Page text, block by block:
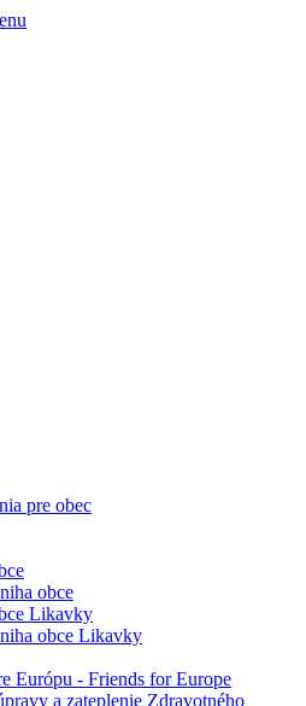
pre obec
obce
Likavky
obce Likavky
Európu - Friends for Europe
a zateplenie Zdravotného